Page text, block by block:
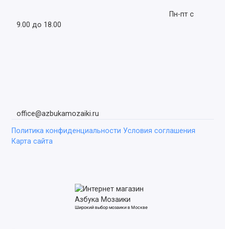
Пн-пт с
9.00 до 18.00
office@azbukamozaiki.ru
Политика конфиденциальности Условия соглашения
Карта сайта
Широкий выбор мозаики в Москве